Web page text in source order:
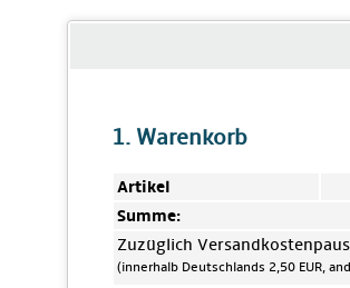
1. Warenkorb
Artikel
Summe:
Zuzüglich
(innerhalb Deutschlands 2,50 EUR,